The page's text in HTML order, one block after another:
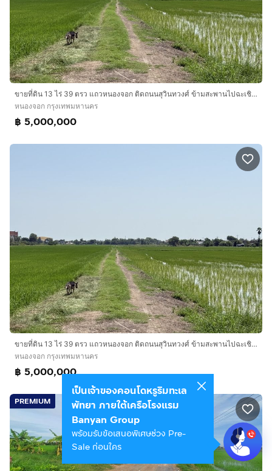
ขายที่ดิน 13 ไร่ 39 ตรว แถวหนองจอก ติดถนนสุวินทวงศ์ ข้ามสะพานไปฉะเชิงเทรา ที่ดินเป็นฝั่ง กทม
หนองจอก กรุงเทพมหานคร
฿ 5,000,000
ขายที่ดิน 13 ไร่ 39 ตรว แถวหนองจอก ติดถนนสุวินทวงศ์ ข้ามสะพานไปฉะเชิงเทรา ที่ดินเป็นฝั่ง กทม
หนองจอก กรุงเทพมหานคร
฿ 5,000,000
PREMIUM
เป็นเจ้าของคอนโดหรูริมทะเล
พัทยา ภายใต้เครือโรงแรม
Banyan Group
พร้อมรับข้อเสนอพิเศษช่วง Pre-
Sale ก่อนใคร